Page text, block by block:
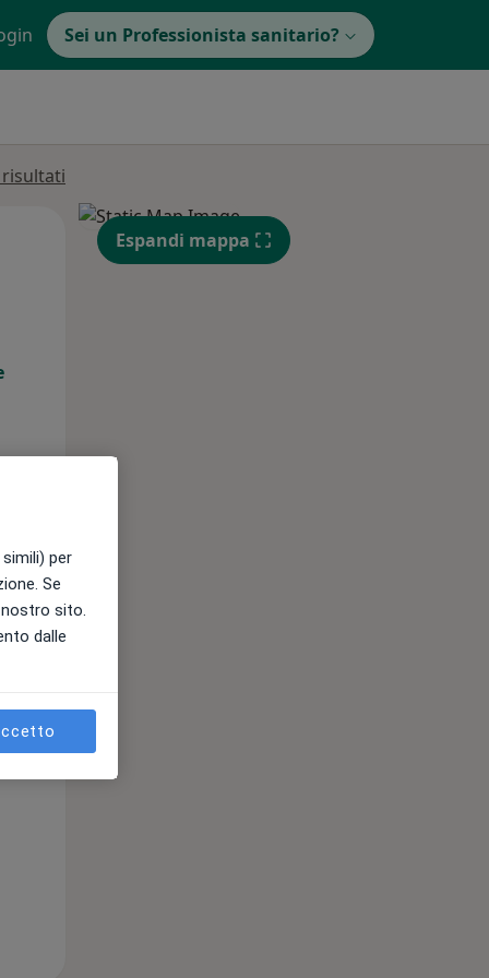
Sei un Professionista sanitario?
Mer, Gio,
13 Ago
Mar,
Espandi mappa
per
Se
sito.
dalle